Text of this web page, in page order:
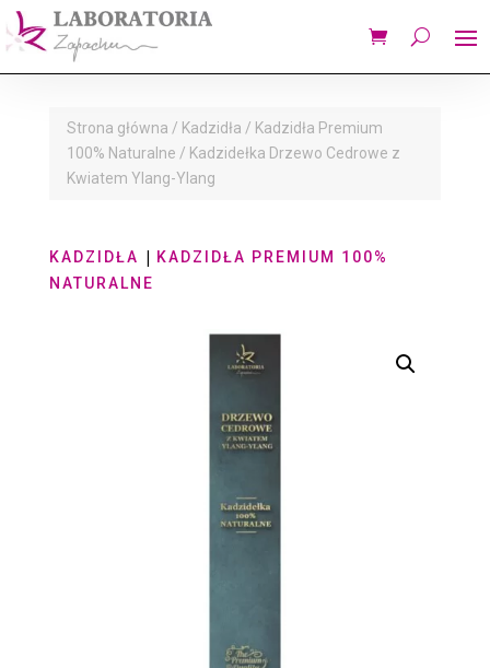
Strona główna / Kadzidła / Kadzidła Premium
100% Naturalne / Kadzidełka Drzewo Cedrowe z
Kwiatem Ylang-Ylang
KADZIDŁA | KADZIDŁA PREMIUM 100%
NATURALNE